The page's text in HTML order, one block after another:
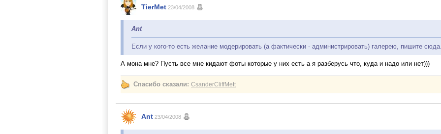
TierMet 23/04/2008
Ant
Если у кого-то есть желание модерировать (а фактически - администрировать) галерею, пишите сюда.
А мона мне? Пусть все мне кидают фоты которые у них есть а я разберусь что, куда и надо или нет)))
Спасибо сказали: CsanderCliffMett
Ant 23/04/2008